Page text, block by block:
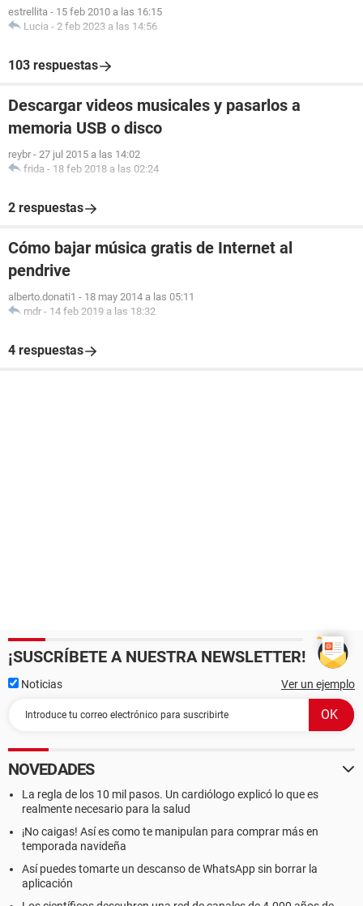
estrellita - 15 feb 2010 a las 16:15
Lucia - 2 feb 2023 a las 14:56
103 respuestas
Descargar videos musicales y pasarlos a
memoria USB o disco
reybr - 27 jul 2015 a las 14:02
frida - 18 feb 2018 a las 02:24
2 respuestas
Cómo bajar música gratis de Internet al
pendrive
alberto.donati1 - 18 may 2014 a las 05:11
mdr - 14 feb 2019 a las 18:32
4 respuestas
¡SUSCRÍBETE A NUESTRA NEWSLETTER!
Noticias Ver un ejemplo
NOVEDADES
La regla de los 10 mil pasos. Un cardiólogo explicó lo que es
realmente necesario para la salud
¡No caigas! Así es como te manipulan para comprar más en
temporada navideña
Así puedes tomarte un descanso de WhatsApp sin borrar la
aplicación